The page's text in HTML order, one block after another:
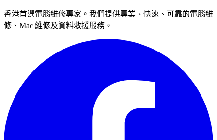
香港首選電腦維修專家。我們提供專業、快速、可靠的電腦維
修、Mac 維修及資料救援服務。